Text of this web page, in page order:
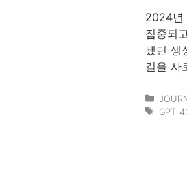
2024년
집중되
됐던 생
길을 사
카
테
태
GPT-